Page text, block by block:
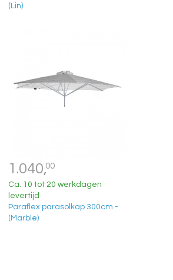
(Lin)
1.040,00
Ca. 10 tot 20 werkdagen
levertijd
Paraflex parasolkap 300cm -
(Marble)